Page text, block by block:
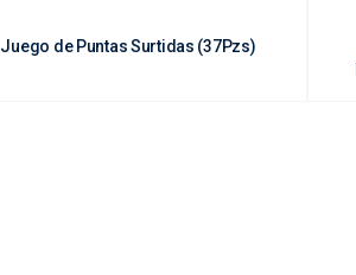
Juego de Puntas Surtidas (37Pzs)